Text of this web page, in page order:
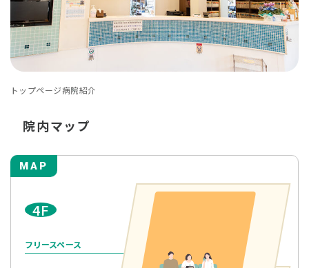
トップページ病院紹介
院内マップ
MAP
4F
フリースペース